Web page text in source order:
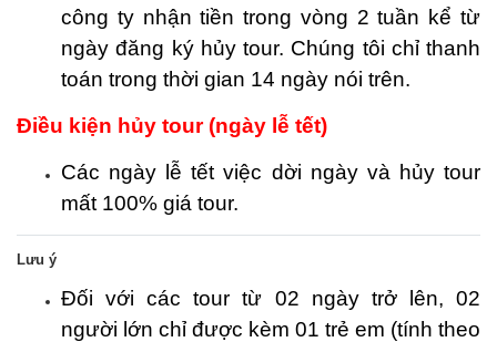
công ty nhận tiền trong vòng 2 tuần kể từ
ngày đăng ký hủy tour. Chúng tôi chỉ thanh
toán trong thời gian 14 ngày nói trên.
Điều kiện hủy tour (ngày lễ tết)
Các ngày lễ tết việc dời ngày và hủy tour
mất 100% giá tour.
Lưu ý
Đối với các tour từ 02 ngày trở lên, 02
người lớn chỉ được kèm 01 trẻ em (tính theo